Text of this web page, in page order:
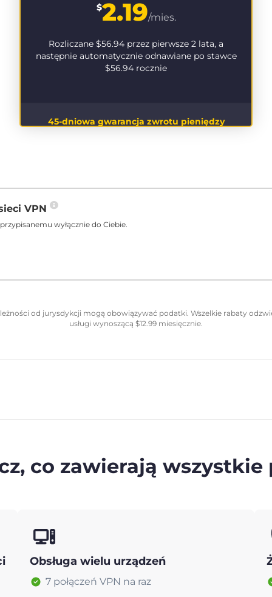
$2.19/mies.
Rozliczane $56.94 przez pierwsze 2 lata, a
następnie automatycznie odnawiane po stawce
$56.94 rocznie
45-dniowa gwarancja zwrotu pieniędzy
VPN
wyłącznie do Ciebie.
od jurysdykcji mogą obowiązywać podatki. Wszelkie rabaty
usługi wynoszącą $12.99 miesięcznie.
co zawierają wszystkie
Obsługa wielu urządzeń
7 połączeń VPN na raz